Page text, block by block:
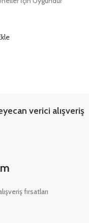
fırsatları
verici alışveriş